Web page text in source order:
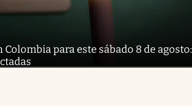
Colombia para este sábado 8 de agosto: